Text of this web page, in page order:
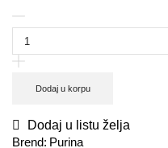
Dodaj u korpu
Dodaj u listu želja
Brend: Purina